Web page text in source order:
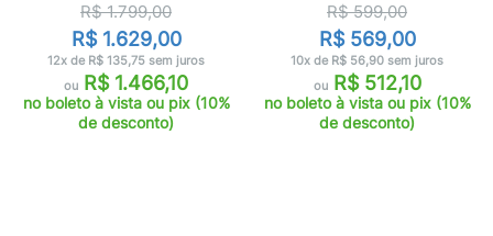
R$ 1.799,00
R$ 1.629,00
12x de R$ 135,75 sem juros
ou R$ 1.466,10
no boleto à vista ou pix (10%
de desconto)
R$ 599,00
R$ 569,00
10x de R$ 56,90 sem juros
ouR$ 512,10
no boleto à vista ou pix (10%
de desconto)